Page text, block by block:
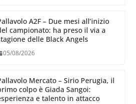
A2F – Due mesi all’inizio
campionato: ha preso il via a
delle Black Angels
05/08/2026
Mercato – Sirio Perugia, il
colpo è Giada Sangoi:
e talento in attacco